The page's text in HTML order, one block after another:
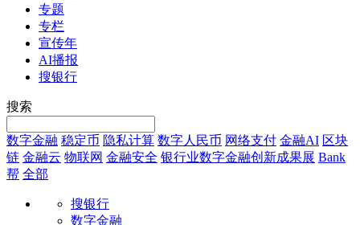
专题
专栏
宣传年
AI播报
搜银行
搜索
数字金融 稳定币 隐私计算 数字人民币 网络支付 金融AI 区块
链 金融云 物联网 金融安全 银行业数字金融创新成果展 Bank
帮 全部
搜银行
数字金融